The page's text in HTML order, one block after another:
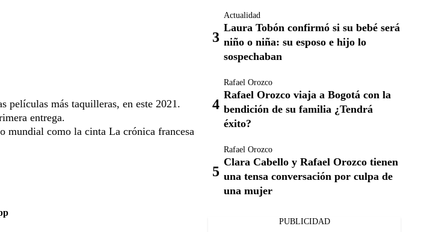
películas más taquilleras, en este 2021.
entrega.
mundial como la cinta La crónica francesa
Actualidad
Laura Tobón confirmó si su bebé será
niño o niña: su esposo e hijo lo
sospechaban
Rafael Orozco
Rafael Orozco viaja a Bogotá con la
bendición de su familia ¿Tendrá
éxito?
Rafael Orozco
Clara Cabello y Rafael Orozco tienen
una tensa conversación por culpa de
una mujer
PUBLICIDAD